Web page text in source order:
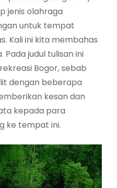
jenis olahraga
untuk tempat
Kali ini kita membahas
judul tulisan ini
Bogor, sebab
dengan beberapa
kesan dan
kepada para
ke tempat ini.